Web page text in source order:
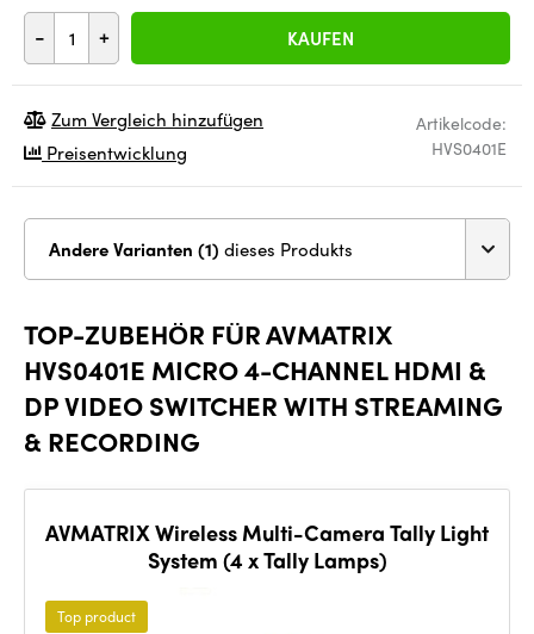
- + KAUFEN
Artikelcode:
HVS0401E
Zum Vergleich hinzufügen
Preisentwicklung
Andere Varianten (1) dieses Produkts
TOP-ZUBEHÖR FÜR AVMATRIX
HVS0401E MICRO 4-CHANNEL HDMI &
DP VIDEO SWITCHER WITH STREAMING
& RECORDING
AVMATRIX Wireless Multi-Camera Tally Light
System (4 x Tally Lamps)
Top product